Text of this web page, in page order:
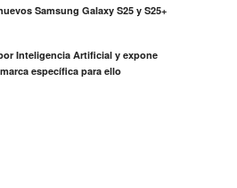
Samsung Galaxy S25 y S25+
Inteligencia Artificial y expone
específica para ello